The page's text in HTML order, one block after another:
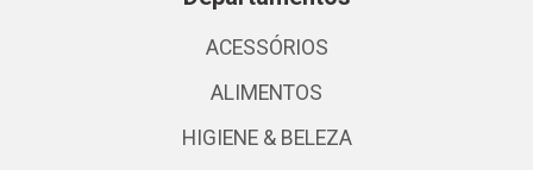
ACESSÓRIOS
ALIMENTOS
HIGIENE & BELEZA